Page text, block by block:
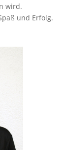
wird.
und Erfolg.